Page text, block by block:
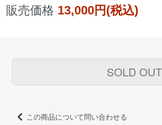
販売価格 13,000円(税込)
SOLD OUT
この商品について問い合わせる